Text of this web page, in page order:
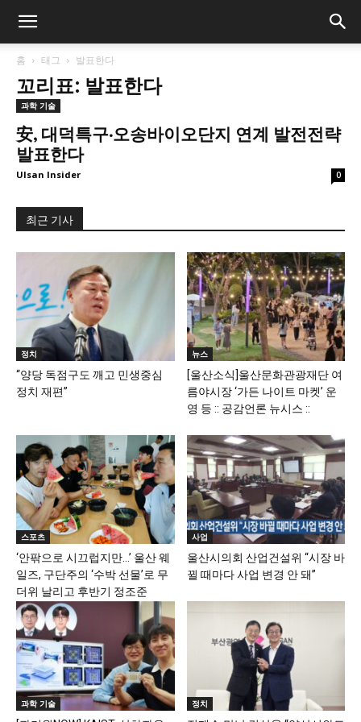
홈 태그 발표한다
꼬리표: 발표한다
과학 기술
安, 대덕특구·오송바이오단지 연계 발전전략
발표한다
Ulsan Insider 0
최근 기사
정치
“양당 독점구도 깨고 민생중심
정치 재편”
뉴스
[울산소식]울산문화관광재단 여
름야시장 ‘가든 나이트 마켓’ 운
영 등 :: 공감언론 뉴시스 ::
스포츠
‘안팎으로 시끄럽지만…’ 울산 웨
일즈, 구단주의 ‘수박 선물’로 무
더위 날리고 후반기 정조준
사업
울산시의회 산업건설위 “시장 바
뀔 때마다 사업 변경 안 돼”
과학 기술 정치